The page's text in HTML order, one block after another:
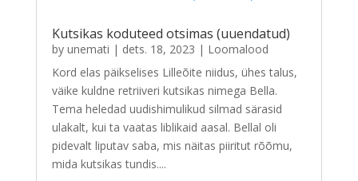
Kutsikas koduteed otsimas (uuendatud)
by unemati | dets. 18, 2023 | Loomalood
Kord elas päikselises Lilleõite niidus, ühes talus,
väike kuldne retriiveri kutsikas nimega Bella.
Tema heledad uudishimulikud silmad särasid
ulakalt, kui ta vaatas liblikaid aasal. Bellal oli
pidevalt liputav saba, mis näitas piiritut rõõmu,
mida kutsikas tundis....